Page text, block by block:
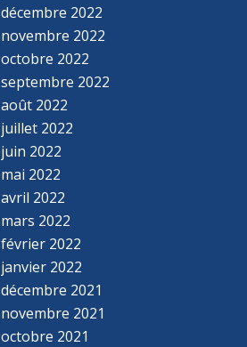
décembre 2022
novembre 2022
octobre 2022
septembre 2022
août 2022
juillet 2022
juin 2022
mai 2022
avril 2022
mars 2022
février 2022
janvier 2022
décembre 2021
novembre 2021
octobre 2021